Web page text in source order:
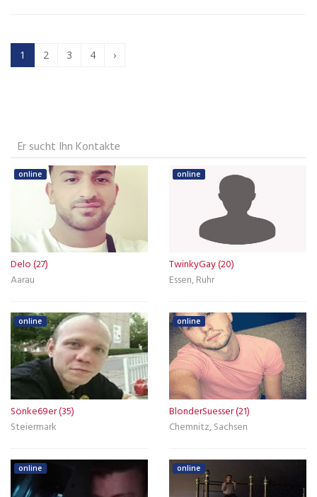
1 2 3 4 ›
Er sucht Ihn Kontakte
online
Delo (27)
Aarau
online
TwinkyGay (20)
Essen, Ruhr
online
Sönke69er (35)
Steiermark
online
BlonderSuesser (21)
Chemnitz, Sachsen
online online